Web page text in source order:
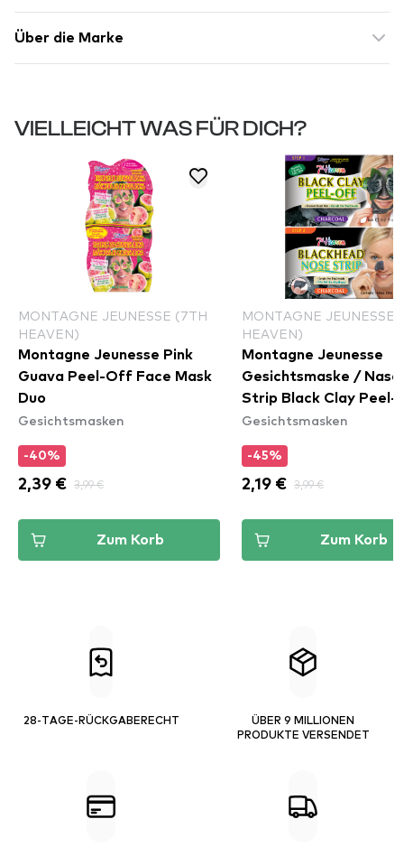
Über die Marke
VIELLEICHT WAS FÜR DICH?
MONTAGNE JEUNESSE (7TH
HEAVEN)
Montagne Jeunesse Pink
Guava Peel-Off Face Mask
Duo
Gesichtsmasken
-40%
2,39 € 3,99 €
Zum Korb
MONTAGNE JEUNESSE
HEAVEN)
Montagne Jeunesse
Gesichtsmaske /
Strip Black Clay
Blackhead Nose Strip
Gesichtsmasken
-45%
2,19 € 3,99 €
Zum Korb
28-TAGE-RÜCKGABERECHT
ÜBER 9 MILLIONEN
PRODUKTE VERSENDET